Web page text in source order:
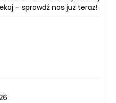
– sprawdź nas już teraz!